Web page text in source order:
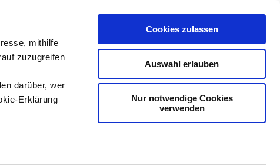
mithilfe
zuzugreifen
darüber, wer
Erklärung
Cookies zulassen
Auswahl erlauben
Nur notwendige Cookies
verwenden
-